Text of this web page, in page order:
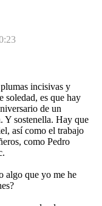
incisivas y
soledad, es que hay
de un
Y sostenella. Hay que
así como el trabajo
como Pedro
algo que yo me he